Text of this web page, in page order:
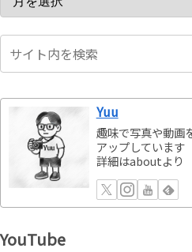
Yuu
趣味で写真や動画
アップしています
詳細はaboutより
YouTube